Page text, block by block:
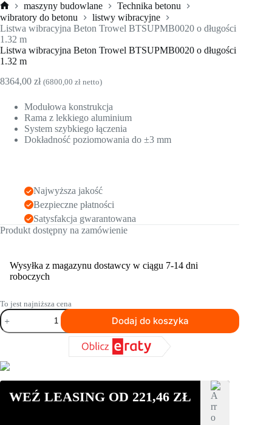
Strona
główna
maszyny budowlane
Technika betonu
wibratory do betonu
listwy wibracyjne
Listwa wibracyjna Beton Trowel BTSUPMB0020 o długości
1.32 m
Listwa wibracyjna Beton Trowel BTSUPMB0020 o długości
1.32 m
8364,00 zł (6800,00 zł netto)
Modułowa konstrukcja
Rama z lekkiego aluminium
System szybkiego łączenia
Dokładność poziomowania do ±3 mm
Najwyższa jakość
Bezpieczne płatności
Satysfakcja gwarantowana
Produkt dostępny na zamówienie
Wysyłka z magazynu dostawcy w ciągu 7-14 dni
roboczych
To jest najniższa cena
ilość
Listwa
wibracyjna
BTSUPMB0020
długości
1.32
Dodaj do koszyka
WEŹ LEASING OD 221,46 ZŁ